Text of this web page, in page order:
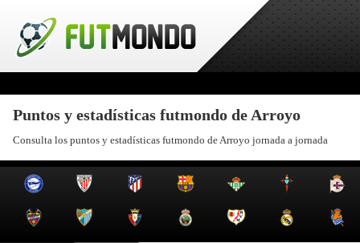
Puntos y estadísticas futmondo de Arroyo
Consulta los puntos y estadísticas futmondo de Arroyo jornada a jornada